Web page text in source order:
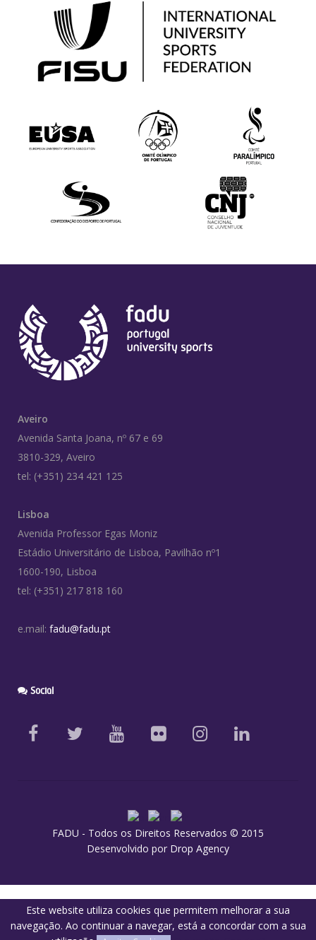
Aveiro
Avenida Santa Joana, nº 67 e 69
3810-329, Aveiro
tel: (+351) 234 421 125
Lisboa
Avenida Professor Egas Moniz
Estádio Universitário de Lisboa, Pavilhão nº1
1600-190, Lisboa
tel: (+351) 217 818 160
e.mail: fadu@fadu.pt
Social
FADU - Todos os Direitos Reservados © 2015
Desenvolvido por Drop Agency
Este website utiliza cookies que permitem melhorar a sua
navegação. Ao continuar a navegar, está a concordar com a sua